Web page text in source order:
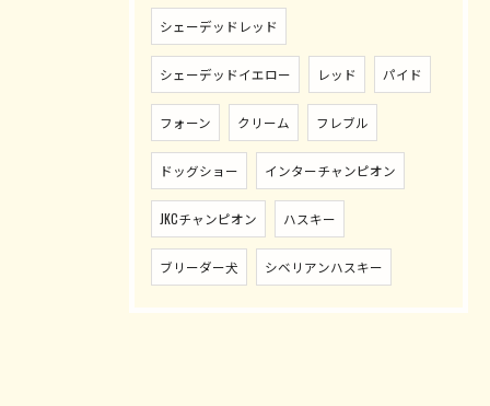
シェーデッドレッド
シェーデッドイエロー レッド パイド
フォーン クリーム フレブル
ドッグショー インターチャンピオン
JKCチャンピオン ハスキー
ブリーダー犬 シベリアンハスキー